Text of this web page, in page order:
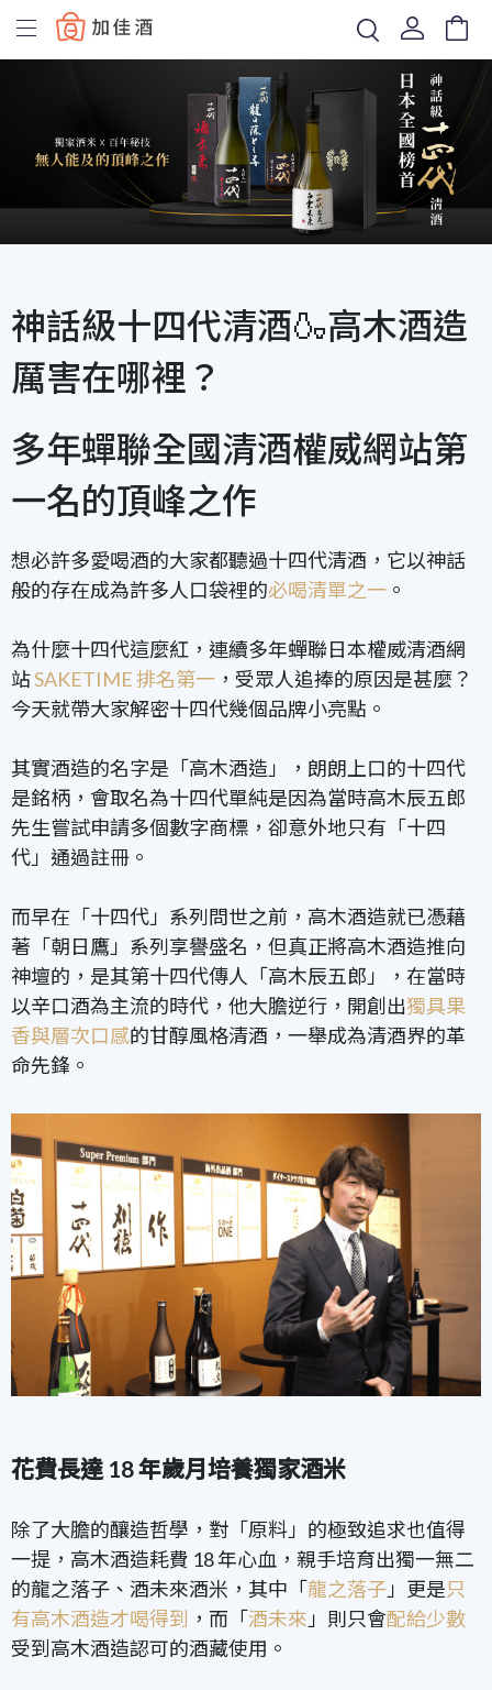
Baccus
神話級十四代清酒🍶高木酒造
厲害在哪裡？
多年蟬聯全國清酒權威網站第
一名的頂峰之作
想必許多愛喝酒的大家都聽過十四代清酒，它以神話
般的存在成為許多人口袋裡的必喝清單之一 。
為什麼十四代這麼紅，連續多年蟬聯日本權威清酒網
站SAKETIME 排名第一 ，受眾人追捧的原因是甚麼？
今天就帶大家解密十四代幾個品牌小亮點。
其實酒造的名字是「高木酒造」， 朗朗上口的十四代
是銘柄， 會取名為十四代單純是因為當時高木辰五郎
先生嘗試申請多個數字商標，卻意外地只有「十四
代」通過註冊。
而早在「十四代」系列問世之前，高木酒造就已憑藉
著「朝日鷹」系列享譽盛名，但真正將高木酒造推向
神壇的，是其第十四代傳人「高木辰五郎」，在當時
以辛口酒為主流的時代，他大膽逆行，開創出獨具果
香與層次口感的甘醇風格清酒，一舉成為清酒界的革
命先鋒。
花費長達 18 年歲月培養獨家酒米
除了大膽的釀造哲學，對「原料」的極致追求也值得
一提，高木酒造耗費 18 年心血，親手培育出獨一無二
的龍之落子、酒未來酒米，其中「龍之落子 」更是只
有高木酒造才喝得到 ，而「酒未來 」則只會配給少數
受到高木酒造認可的酒藏使用。